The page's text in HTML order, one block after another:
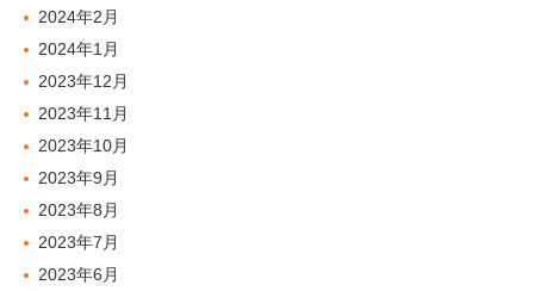
2024年2月
2024年1月
2023年12月
2023年11月
2023年10月
2023年9月
2023年8月
2023年7月
2023年6月